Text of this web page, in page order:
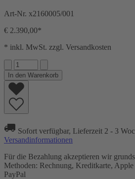
Art-Nr. x2160005/001
€ 2.390,00*
* inkl. MwSt. zzgl. Versandkosten
In den Warenkorb
Sofort verfügbar, Lieferzeit 2 - 3
Versandinformationen
Für die Bezahlung akzeptieren wir
Methoden: Rechnung, Kreditkarte,
PayPal